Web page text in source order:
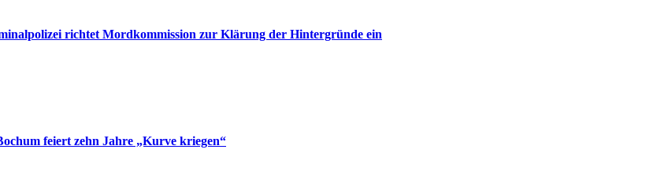
richtet Mordkommission zur Klärung der Hintergründe ein
feiert zehn Jahre „Kurve kriegen“